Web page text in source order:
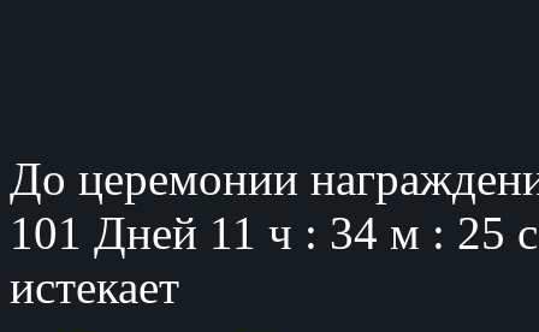
До церемонии
101 Дней 11 ч : 34 м : 24
истекает